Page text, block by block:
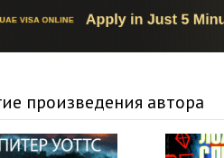
произведения автора